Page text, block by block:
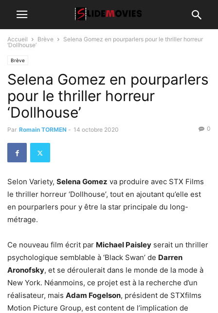
Accueil Brève
Selena Gomez en pourparlers pour le thriller horreur
‘Dollhouse’
Brève
Selena Gomez en pourparlers
pour le thriller horreur
‘Dollhouse’
Par Romain TORMEN - 14 octobre 2020 0
Selon Variety, Selena Gomez va produire avec STX Films
le thriller horreur ‘Dollhouse’, tout en ajoutant qu’elle est
en pourparlers pour y être la star principale du long-
métrage.
Ce nouveau film écrit par Michael Paisley serait un thriller
psychologique semblable à ‘Black Swan’ de Darren
Aronofsky, et se déroulerait dans le monde de la mode à
New York. Néanmoins, ce projet est à la recherche d’un
réalisateur, mais Adam Fogelson, président de STXfilms
Motion Picture Group, est content de l’implication de